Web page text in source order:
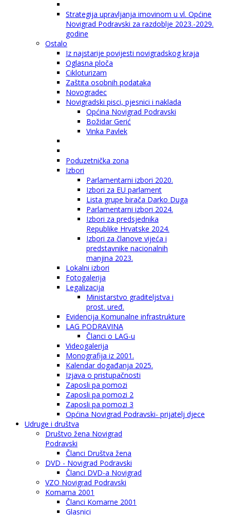
Strategija upravljanja imovinom u vl. Općine
Novigrad Podravski za razdoblje 2023.-2029.
godine
Ostalo
Iz najstarije povijesti novigradskog kraja
Oglasna ploča
Cikloturizam
Zaštita osobnih podataka
Novogradec
Novigradski pisci, pjesnici i naklada
Općina Novigrad Podravski
Božidar Gerić
Vinka Pavlek
Poduzetnička zona
Izbori
Parlamentarni izbori 2020.
Izbori za EU parlament
Lista grupe birača Darko Duga
Parlamentarni izbori 2024.
Izbori za predsjednika
Republike Hrvatske 2024.
Izbori za članove vijeća i
predstavnike nacionalnih
manjina 2023.
Lokalni izbori
Fotogalerija
Legalizacija
Ministarstvo graditeljstva i
prost. uređ.
Evidencija Komunalne infrastrukture
LAG PODRAVINA
Članci o LAG-u
Videogalerija
Monografija iz 2001.
Kalendar događanja 2025.
Izjava o pristupačnosti
Zaposli pa pomozi
Zaposli pa pomozi 2
Zaposli pa pomozi 3
Općina Novigrad Podravski- prijatelj djece
Udruge i društva
Društvo žena Novigrad
Podravski
Članci Društva žena
DVD - Novigrad Podravski
Članci DVD-a Novigrad
VZO Novigrad Podravski
Komarna 2001
Članci Komarne 2001
Glasnici